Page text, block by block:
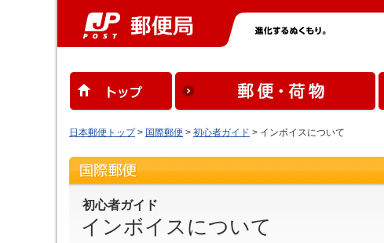
日本郵便トップ> 国際郵便 > 初心者ガイド > インボイスについて
初心者ガイド
インボイスについて